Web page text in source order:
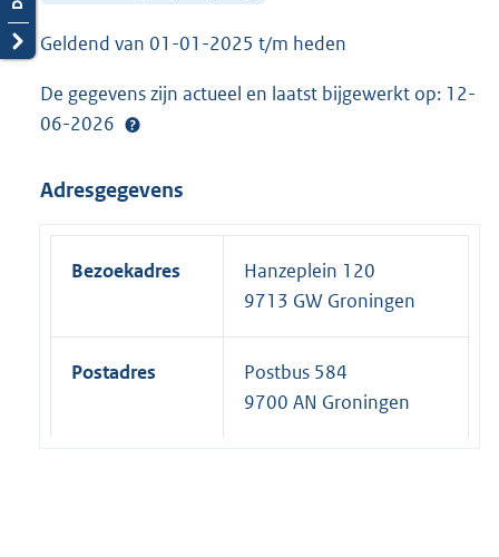
Geldend van 01-01-2025 t/m heden
De gegevens zijn actueel en laatst bijgewerkt op: 12-
06-2026
Adresgegevens
Bezoekadres
Hanzeplein 120
9713 GW Groningen
Postadres
Postbus 584
9700 AN Groningen